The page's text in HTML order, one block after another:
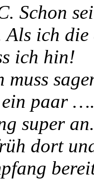
Schon
Als ich
ich hin!
muss
paar
super
dort